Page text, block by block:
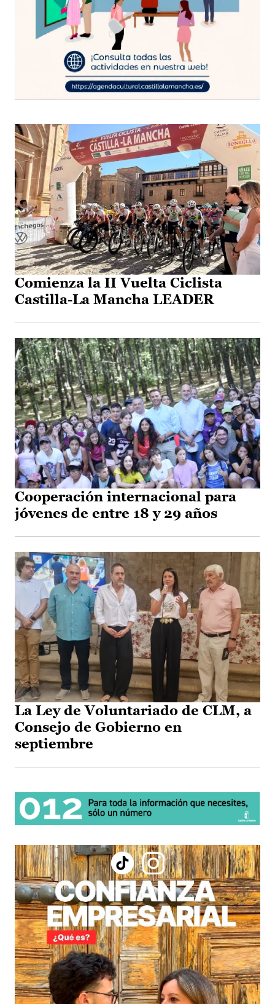
Comienza la II Vuelta Ciclista
Castilla-La Mancha LEADER
Cooperación internacional para
jóvenes de entre 18 y 29 años
La Ley de Voluntariado de CLM, a
Consejo de Gobierno en
septiembre